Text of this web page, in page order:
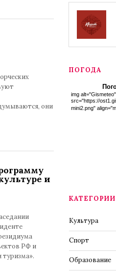
они
и
РФ и
туризма».
ПОГОДА
img
src="https://
mini2.png"
КАТЕГОРИИ
Культура
Спорт
Образование